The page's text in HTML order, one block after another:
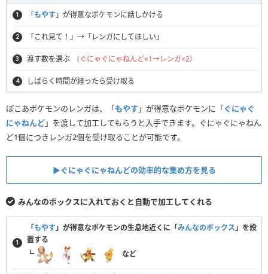
「もやす」が得意なポケモンに話しかける
「これ見て！」→「レンガにしてほしい」
渡す数を選ぶ (ぐにゃぐにゃねんど×1→レンガ×2）
しばらく時間が経ったら受け取る
ぽこあポケモンのレンガは、「もやす」が得意なポケモンに「ぐにゃぐ
にゃねんど」を渡して加工してもらうと入手できます。ぐにゃぐにゃねん
ど1個につきレンガ2個を受け取ることが可能です。
▶︎ぐにゃぐにゃねんどの効率的な集め方を見る
みんなのボックスに入れておくと自動で加工してくれる
「もやす」が得意なポケモンの生息地近くに「みんなのボックス」を設
置する
┗
など